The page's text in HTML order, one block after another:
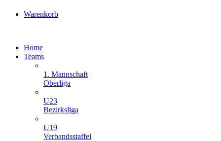
Warenkorb
Home
Teams
1. Mannschaft
Oberliga
U23
Bezirksliga
U19
Verbandsstaffel